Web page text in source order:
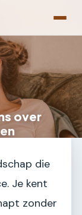
over
die
Je kent
zonder